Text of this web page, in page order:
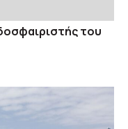
του